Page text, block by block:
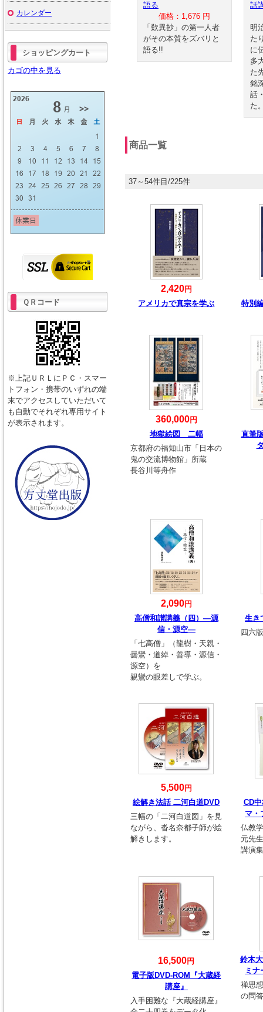
語る
価格：1,676 円
「歎異抄」の第一人者
がその本質をズバリと
語る!!
話
明
た
に
多
た
銘
話
た
商品一覧
37～54件目/225件
2,420円
アメリカで真宗を学ぶ
特別
360,000円
地獄絵図 二幅
京都府の福知山市「日本の
鬼の交流博物館」所蔵
長谷川等舟作
直筆
2,090円
高僧和讃講義（四）―源
信・源空―
「七高僧」（龍樹・天親・
曇鸞・道綽・善導・源信・
源空）を
親鸞の眼差しで学ぶ。
生き
四六
5,500円
絵解き法話 二河白道DVD
三幅の「二河白道図」を見
ながら、沓名奈都子師が絵
解きします。
CD
マ・
仏教
元先
講演
16,500円
電子版DVD-ROM『大蔵経
講座』
入手困難な『大蔵経講座』
鈴木
ミ
禅思
の問
カレンダー
ショッピングカート
カゴの中を見る
ＱＲコード
※上記ＵＲＬにＰＣ・スマー
トフォン・携帯のいずれの端
末でアクセスしていただいて
も自動でそれぞれ専用サイト
が表示されます。